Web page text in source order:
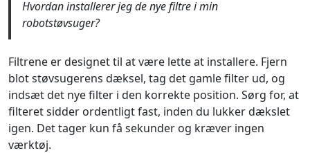
Hvordan installerer jeg de nye filtre i min
robotstøvsuger?
Filtrene er designet til at være lette at installere. Fjern
blot støvsugerens dæksel, tag det gamle filter ud, og
indsæt det nye filter i den korrekte position. Sørg for, at
filteret sidder ordentligt fast, inden du lukker dækslet
igen. Det tager kun få sekunder og kræver ingen
værktøj.